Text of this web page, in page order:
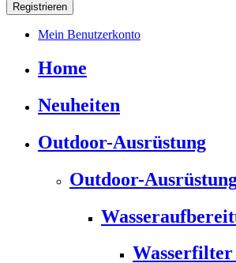
Registrieren
Mein Benutzerkonto
Home
Neuheiten
Outdoor-Ausrüstung
Outdoor-